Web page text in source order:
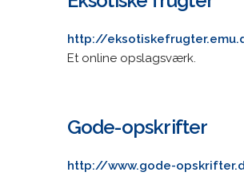
http://
Et online opslagsværk.
Gode-opskrifter
http://www.gode-